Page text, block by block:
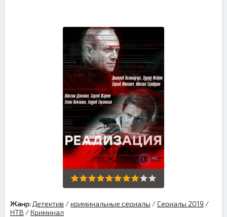
Жанр: Детектив / криминальные сериалы / Сериалы 2019 /
НТВ / Криминал